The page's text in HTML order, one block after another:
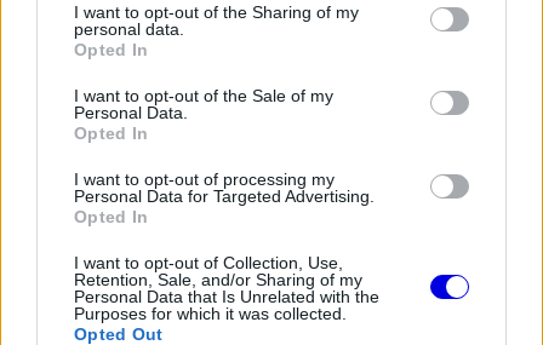
not limited to your visit or usage behaviour. You may click to
grant or deny consent to Google and its third-party tags to
use your data for below specified purposes in below Google
consent section.
I want to opt-out of the Sharing of my
personal data.
Opted In
I want to opt-out of the Sale of my
Personal Data.
Opted In
I want to opt-out of processing my
Personal Data for Targeted Advertising.
Opted In
I want to opt-out of Collection, Use,
Retention, Sale, and/or Sharing of my
Personal Data that Is Unrelated with the
Purposes for which it was collected.
Opted Out
hogy Hamilton mindig is az élénk első tengelyt
kedvelte.
autót. Szerintem ezért okoztak neki nehézséget
az előző generációs autók. Azokkal nem lehetett
túlkormányzottságot vállalni. Ha megcsúszott a
hátulja, már a falban voltál. Most viszont lehet
egy kicsit játszani a hátsó résszel, csúsztatni az
autót, és ez sokkal inkább illik az ő stílusához.”